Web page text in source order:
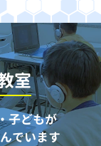
室
子どもが
でいます